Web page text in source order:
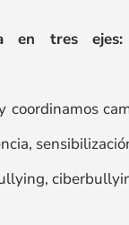
en tres ejes:
coordinamos